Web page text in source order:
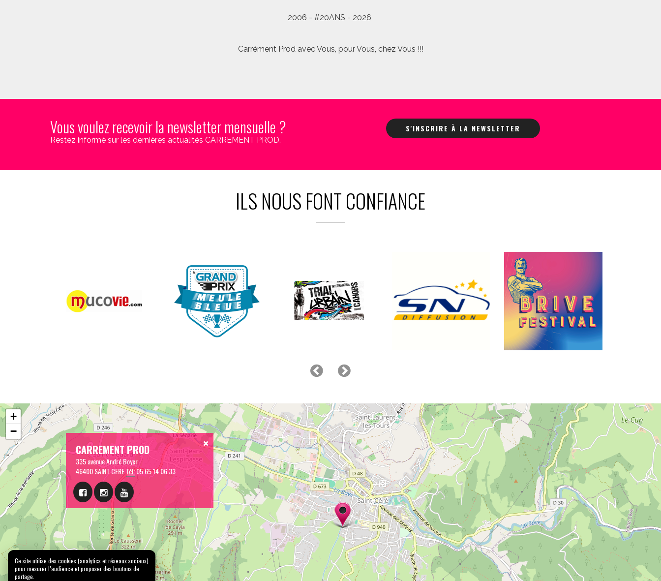
2006 - #20ANS - 2026
Carrément Prod avec Vous, pour Vous, chez Vous !!!
Vous voulez recevoir la newsletter mensuelle ?
Restez informé sur les dernières actualités CARREMENT PROD.
S'INSCRIRE À LA NEWSLETTER
ILS NOUS FONT CONFIANCE
CARREMENT PROD
335 avenue André Boyer
46400 SAINT CERETél:05 65 14 06 33
+
−
Ce site utilise des cookies (analytics et réseaux sociaux)
pour mesurer l’audience et proposer des boutons de
partage.